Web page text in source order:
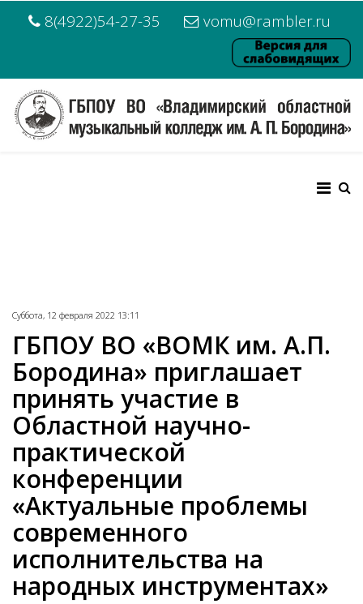
8(4922)54-27-35 vomu@rambler.ru
Суббота, 12 февраля 2022 13:11
ГБПОУ ВО «ВОМК им. А.П.
Бородина» приглашает
принять участие в
Областной научно-
практической
конференции
«Актуальные проблемы
современного
исполнительства на
народных инструментах»